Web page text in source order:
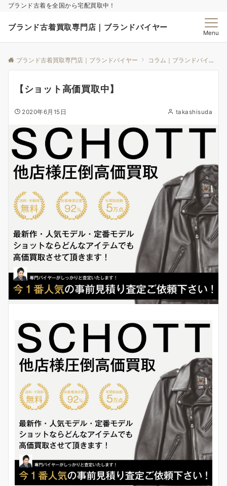
ブランド古着を全国から宅配買取中！
ブランド古着買取専門店｜ブランドバイヤー
Menu
ブランド古着買取専門店｜ブランドバイヤー コラム｜ブランドバイヤー
【ショット高価買取中】
2020年6月15日 takashisuda